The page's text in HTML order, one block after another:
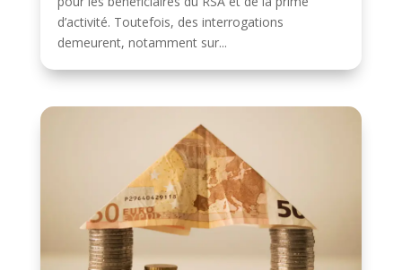
d’activité. Toutefois, des interrogations
demeurent, notamment sur...